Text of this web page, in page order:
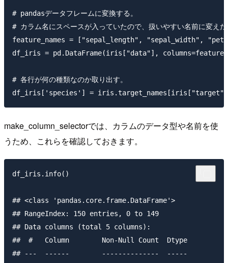
# pandasデータフレームに変換する。
# カラム名にスペースが入っていたので、扱いやすい名前に変え
feature_names = ["sepal_length", "sepal_width",
df_iris = pd.DataFrame(iris["data"],
# 各行が何の種類なのか取り出す。
make_column_selectorでは、カラムのデータ型や名前を使
うため、これらを確認しておきます。
df_iris.info()
## <class 'pandas.core.frame.DataFrame'>
## RangeIndex: 150 entries, 0 to 149
## Data columns (total 5 columns):
##  #   Column        Non-Null Count  Dtype
## ---  ------        --------------  -----